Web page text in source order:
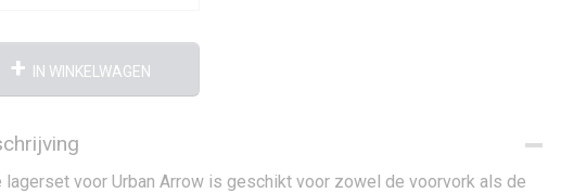
IN WINKELWAGEN
lagerset voor Urban Arrow is geschikt voor zowel de voorvork als de